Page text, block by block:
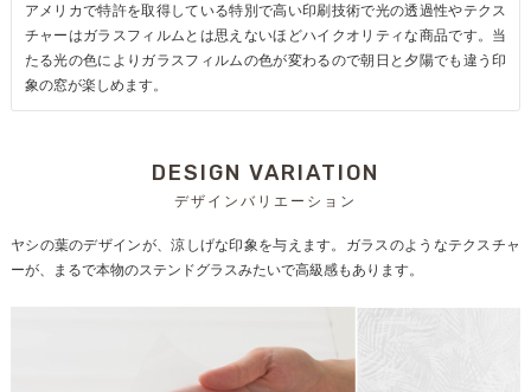
アメリカで特許を取得している特別で高い印刷技術で光の透過性やテクス
チャーはガラスフィルムとは思えないほどハイクオリティな商品です。当
たる光の色によりガラスフィルムの色が変わるので朝日と夕陽でも違う印
象の窓が楽しめます。
DESIGN VARIATION
デザインバリエーション
ヤシの葉のデザインが、涼しげな印象を与えます。ガラスのようなテクスチャ
ーが、まるで本物のステンドグラスみたいで高級感もあります。